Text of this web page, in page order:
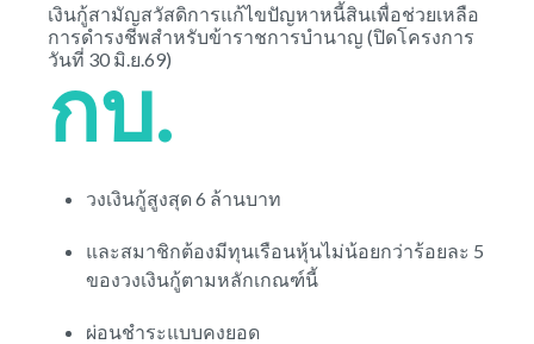
เงินกู้สามัญสวัสดิการแก้ไขปัญหาหนี้สินเพื่อช่วยเหลือ
การดำรงชีพสำหรับข้าราชการบำนาญ (ปิดโครงการ
วันที่ 30 มิ.ย.69)
กบ.
วงเงินกู้สูงสุด 6 ล้านบาท
และสมาชิกต้องมีทุนเรือนหุ้นไม่น้อยกว่าร้อยละ 5
ของวงเงินกู้ตามหลักเกณฑ์นี้
ผ่อนชำระแบบคงยอด